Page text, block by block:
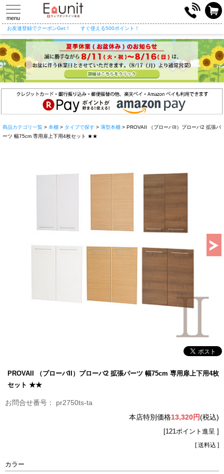
toggle
navigation
menu
お友達登録でクーポンGet！ すぐ使える500ポイント！
商品カテゴリ一覧 > 本棚 > タイプで探す > 薄型本棚 > PROVAII （プローバII）プローバ2 拡張パ
ーツ 幅75cm 専用扉上下用4枚セット ★★
PROVAII （プローバII）プローバ2 拡張パーツ 幅75cm 専用扉上下用4枚
セット ★★
pr2750ts-ta
本店特別価格13,320円(税込)
[121ポイント進呈 ]
[ 送料込 ]
カラー